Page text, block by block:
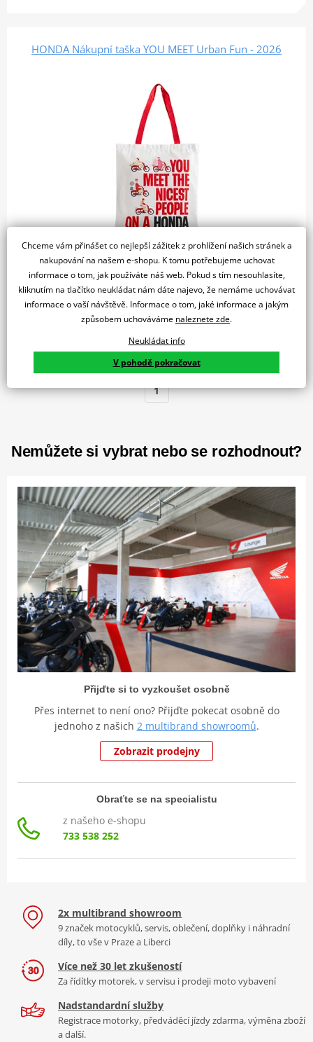
HONDA Nákupní taška YOU MEET Urban Fun - 2026
910 Kč 5 dní
Do košíku
Porovnat
kampaně Honda „Nejmilejší lidi potkáte na Hondě“.…
1
Nemůžete si vybrat nebo se rozhodnout?
Přijďte si to vyzkoušet osobně
Přes internet to není ono? Přijďte pokecat osobně do
jednoho z našich 2 multibrand showroomů.
Zobrazit prodejny
Obraťte se na specialistu
z našeho e-shopu
733 538 252
2x multibrand showroom
9 značek motocyklů, servis, oblečení, doplňky i náhradní
díly, to vše v Praze a Liberci
Více než 30 let zkušeností
Za řídítky motorek, v servisu i prodeji moto vybavení
Nadstandardní služby
Registrace motorky, předváděcí jízdy zdarma, výměna zboží
a další.
Chceme vám přinášet co nejlepší zážitek z prohlížení našich stránek a
nakupování na našem e-shopu. K tomu potřebujeme uchovat
informace o tom, jak používáte náš web. Pokud s tím nesouhlasíte,
kliknutím na tlačítko neukládat nám dáte najevo, že nemáme uchovávat
informace o vaší návštěvě. Informace o tom, jaké informace a jakým
způsobem uchováváme naleznete zde.
Neukládat info
V pohodě pokračovat